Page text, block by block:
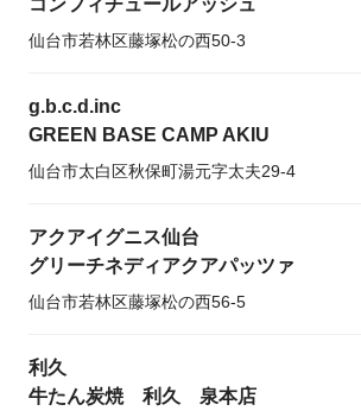
コンフィチュールアッシュ
仙台市若林区藤塚松の西50-3
g.b.c.d.inc
GREEN BASE CAMP AKIU
仙台市太白区秋保町湯元字太夫29-4
アクアイグニス仙台
グリーチネディアクアパッツァ
仙台市若林区藤塚松の西56-5
利久
牛たん炭焼 利久 泉本店